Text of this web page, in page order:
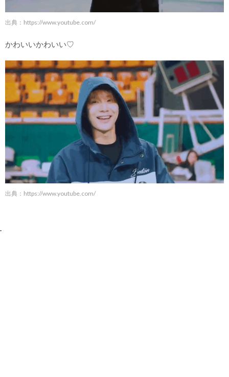
出典： https://www.youtube.com/
かわいいかわいい♡
出典： https://www.youtube.com/